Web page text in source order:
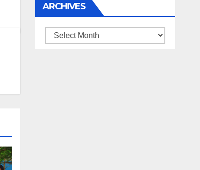
ARCHIVES
Archives